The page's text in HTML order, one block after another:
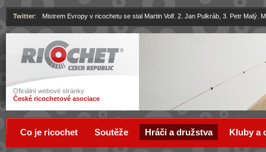
Ricochet
Oficiální webové stránky
České ricochetové asociace
Twitter: Mistrem Evropy v ricochetu se stal Martin Volf. 2. Jan Pulkráb, 3. Petr Malý.
Co je ricochet Soutěže Hráči a družstva Kluby a